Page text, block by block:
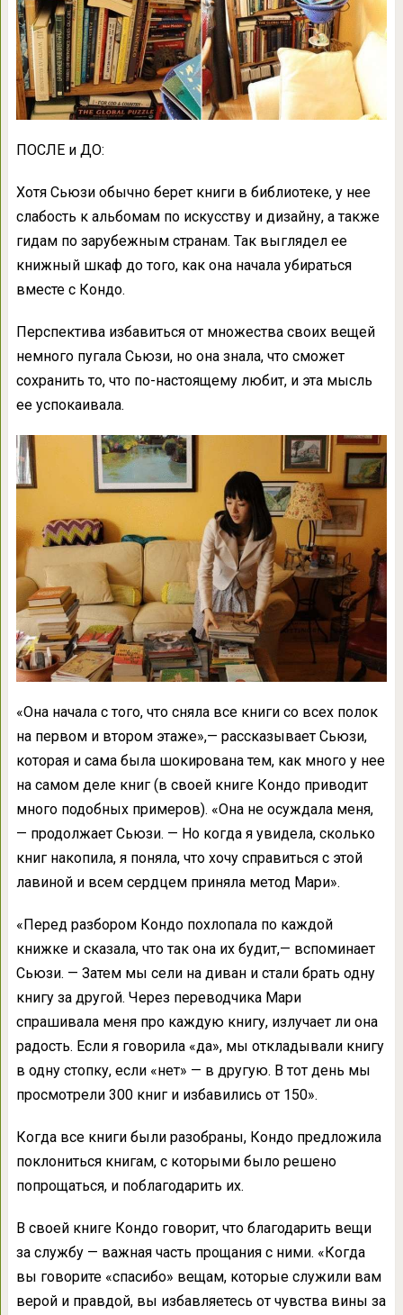
ПОСЛЕ и ДО:
Хотя Сьюзи обычно берет книги в библиотеке, у нее
слабость к альбомам по искусству и дизайну, а также
гидам по зарубежным странам. Так выглядел ее
книжный шкаф до того, как она начала убираться
вместе с Кондо.
Перспектива избавиться от множества своих вещей
немного пугала Сьюзи, но она знала, что сможет
сохранить то, что по-настоящему любит, и эта мысль
ее успокаивала.
«Она начала с того, что сняла все книги со всех полок
на первом и втором этаже»,— рассказывает Сьюзи,
которая и сама была шокирована тем, как много у нее
на самом деле книг (в своей книге Кондо приводит
много подобных примеров). «Она не осуждала меня,
— продолжает Сьюзи. — Но когда я увидела, сколько
книг накопила, я поняла, что хочу справиться с этой
лавиной и всем сердцем приняла метод Мари».
«Перед разбором Кондо похлопала по каждой
книжке и сказала, что так она их будит,— вспоминает
Сьюзи. — Затем мы сели на диван и стали брать одну
книгу за другой. Через переводчика Мари
спрашивала меня про каждую книгу, излучает ли она
радость. Если я говорила «да», мы откладывали книгу
в одну стопку, если «нет» — в другую. В тот день мы
просмотрели 300 книг и избавились от 150».
Когда все книги были разобраны, Кондо предложила
поклониться книгам, с которыми было решено
попрощаться, и поблагодарить их.
В своей книге Кондо говорит, что благодарить вещи
за службу — важная часть прощания с ними. «Когда
вы говорите «спасибо» вещам, которые служили вам
верой и правдой, вы избавляетесь от чувства вины за